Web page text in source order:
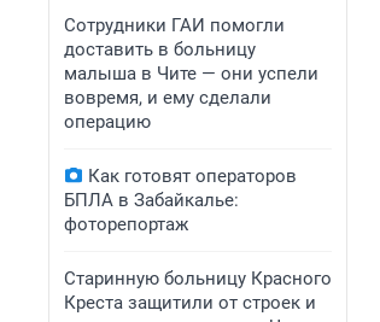
Сотрудники ГАИ помогли
доставить в больницу
малыша в Чите — они успели
вовремя, и ему сделали
операцию
Как готовят операторов
БПЛА в Забайкалье:
фоторепортаж
Старинную больницу Красного
Креста защитили от строек и